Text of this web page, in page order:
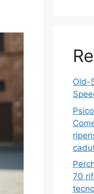
Old-
70